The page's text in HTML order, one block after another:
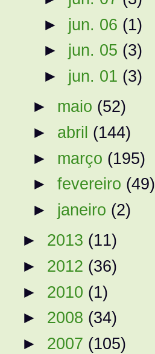
► jun. 06 (1)
► jun. 05 (3)
► jun. 01 (3)
► maio (52)
► abril (144)
► março (195)
►fevereiro (49)
► janeiro (2)
► 2013 (11)
► 2012 (36)
► 2010 (1)
► 2008 (34)
► 2007 (105)